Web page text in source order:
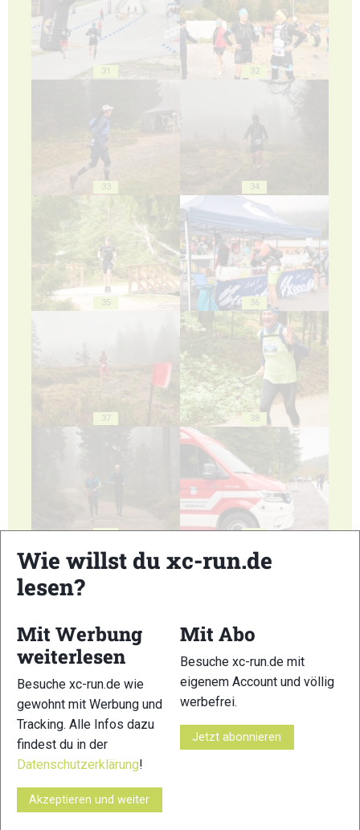
31 32
33 34
35 36
37 38
39 40
43
Wie willst du xc-run.de
lesen?
Mit Werbung
weiterlesen
Besuche xc-run.de wie
gewohnt mit Werbung und
Tracking. Alle Infos dazu
findest du in der
Datenschutzerklärung!
Akzeptieren und weiter
Mit Abo
Besuche xc-run.de mit
eigenem Account und völlig
werbefrei.
Jetzt abonnieren